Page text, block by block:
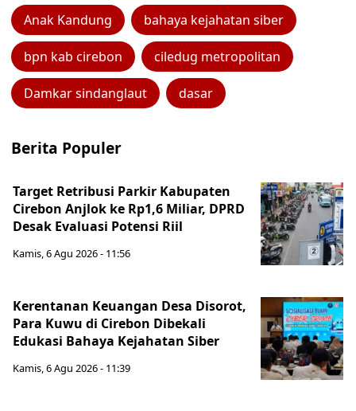
Anak Kandung bahaya kejahatan siber
bpn kab cirebon ciledug metropolitan
Damkar sindanglaut dasar
Berita Populer
Target Retribusi Parkir Kabupaten
Cirebon Anjlok ke Rp1,6 Miliar, DPRD
Desak Evaluasi Potensi Riil
Kamis, 6 Agu 2026 - 11:56
Kerentanan Keuangan Desa Disorot,
Para Kuwu di Cirebon Dibekali
Edukasi Bahaya Kejahatan Siber
Kamis, 6 Agu 2026 - 11:39